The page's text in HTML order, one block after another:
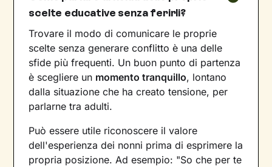
scelte educative senza ferirli?
Trovare il modo di comunicare le proprie
scelte senza generare conflitto è una delle
sfide più frequenti. Un buon punto di partenza
è scegliere un momento tranquillo, lontano
dalla situazione che ha creato tensione, per
parlarne tra adulti.
Può essere utile riconoscere il valore
dell'esperienza dei nonni prima di esprimere la
propria posizione. Ad esempio: "So che per te